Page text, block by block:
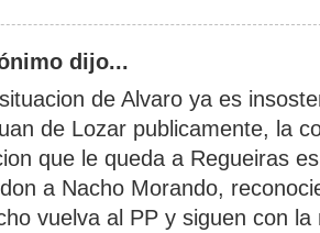
dijo...
de Alvaro ya es
de Lozar publicamente, la
que le queda a Regueiras
a Nacho Morando,
vuelva al PP y siguen con la